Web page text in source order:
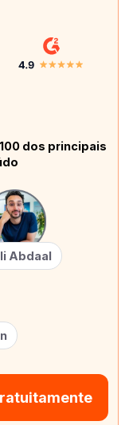
dos principais
Abdaal